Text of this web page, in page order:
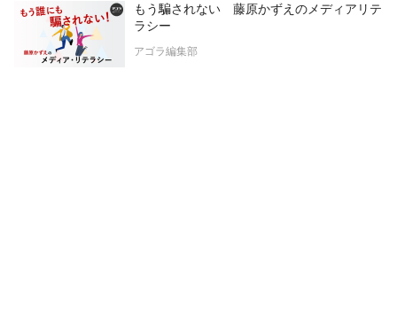
もう騙されない 藤原かずえのメディアリテ
ラシー
アゴラ編集部